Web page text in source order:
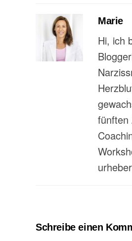
Marie
Hi, ich
fünften
Schreibe einen